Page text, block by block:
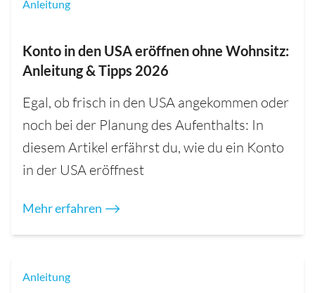
Anleitung
Konto in den USA eröffnen ohne Wohnsitz:
Anleitung & Tipps 2026
Egal, ob frisch in den USA angekommen oder
noch bei der Planung des Aufenthalts: In
diesem Artikel erfährst du, wie du ein Konto
in der USA eröffnest
Mehr erfahren ⟶
Anleitung